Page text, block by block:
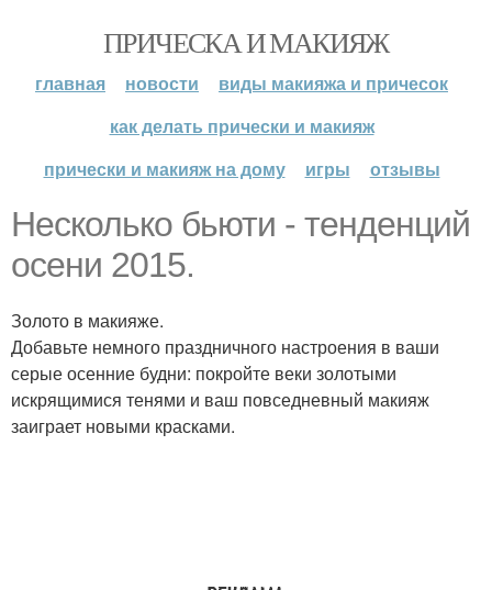
ПРИЧЕСКА И МАКИЯЖ
главная новости
виды макияжа и причесок
как делать прически и макияж
прически и макияж на дому
игры отзывы
Несколько бьюти - тенденций
осени 2015.
Золото в макияже.
Добавьте немного праздничного настроения в ваши
серые осенние будни: покройте веки золотыми
искрящимися тенями и ваш повседневный макияж
заиграет новыми красками.